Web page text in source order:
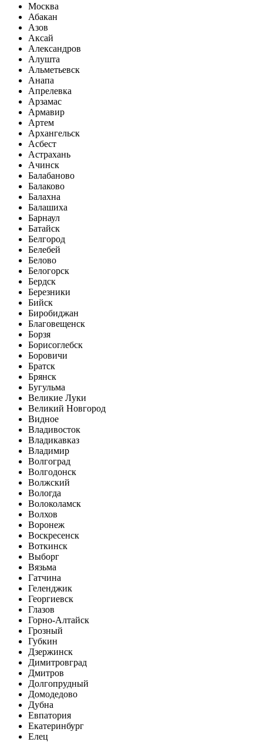
Москва
Абакан
Азов
Аксай
Александров
Алушта
Альметьевск
Анапа
Апрелевка
Арзамас
Армавир
Артем
Архангельск
Асбест
Астрахань
Ачинск
Балабаново
Балаково
Балахна
Балашиха
Барнаул
Батайск
Белгород
Белебей
Белово
Белогорск
Бердск
Березники
Бийск
Биробиджан
Благовещенск
Борзя
Борисоглебск
Боровичи
Братск
Брянск
Бугульма
Великие Луки
Великий Новгород
Видное
Владивосток
Владикавказ
Владимир
Волгоград
Волгодонск
Волжский
Вологда
Волоколамск
Волхов
Воронеж
Воскресенск
Воткинск
Выборг
Вязьма
Гатчина
Геленджик
Георгиевск
Глазов
Горно-Алтайск
Грозный
Губкин
Дзержинск
Димитровград
Дмитров
Долгопрудный
Домодедово
Дубна
Евпатория
Екатеринбург
Елец